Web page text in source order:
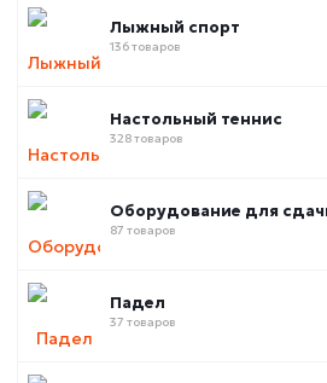
Лыжный спорт
136 товаров
Настольный теннис
328 товаров
Оборудование для
87 товаров
Падел
37 товаров